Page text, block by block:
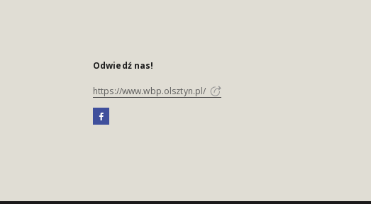
Odwiedź nas!
https://www.wbp.olsztyn.pl/